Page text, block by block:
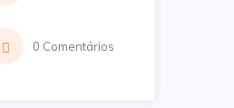
0 Comentários